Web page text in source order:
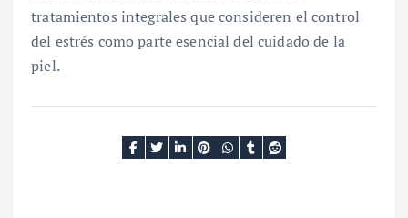
tratamientos integrales que consideren el control
del estrés como parte esencial del cuidado de la
piel.